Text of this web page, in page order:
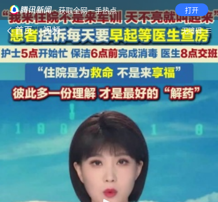
· 获取全网一手热点 打开
首页 视频 无障碍